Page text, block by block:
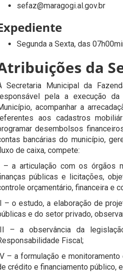
sefaz@maragogi.al.gov.br
Segunda a Sexta, das
da
Secretaria Municipal da
pela a execução da
acompanhar a
aos cadastros
desembolsos
bancárias do município,
de caixa, compete:
– a articulação com os órgãos
públicas e licitações,
orçamentário, financeira e
– o estudo, a elaboração de
e do setor privado,
– a observância da
Fiscal;
– a formulação e
crédito e financiamento público,